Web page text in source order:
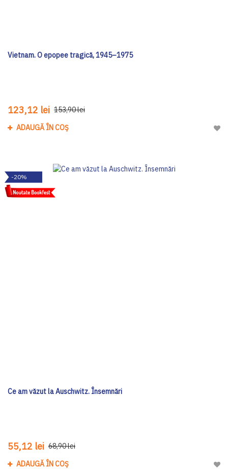
Vietnam. O epopee tragică, 1945–1975
123,12 lei 153,90 lei
ADAUGĂ ÎN COȘ
-20%
Ce am văzut la Auschwitz. Însemnări
55,12 lei 68,90 lei
ADAUGĂ ÎN COȘ